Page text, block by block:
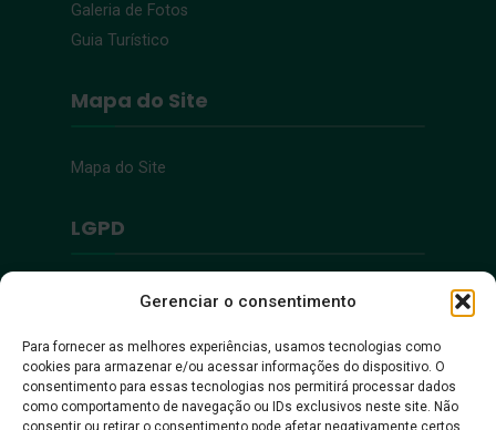
Gerenciar o consentimento
Para fornecer as melhores experiências, usamos tecnologias como
cookies para armazenar e/ou acessar informações do dispositivo. O
consentimento para essas tecnologias nos permitirá processar dados
como comportamento de navegação ou IDs exclusivos neste site. Não
consentir ou retirar o consentimento pode afetar negativamente certos
Galeria de Fotos
Guia Turístico
Mapa do Site
Mapa do Site
LGPD
Política de Privacidade
Acessibilidade
Acessibilidade